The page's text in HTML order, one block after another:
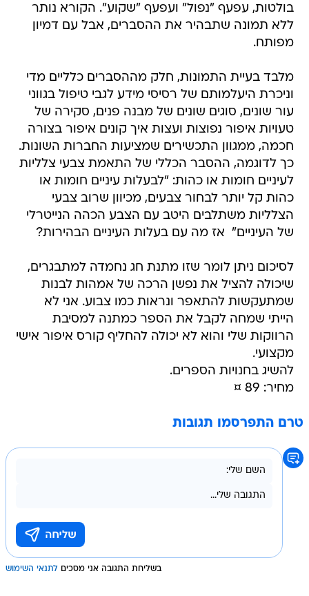
בולטות, עפעף "נפול" ועפעף "שקוע". הקורא נותר
ללא תמונה שתבהיר את ההסברים, אבל עם דמיון
מפותח.
מלבד בעיית התמונות, חלק מההסברים כלליים מדי
וניכרת היעלמותם של רסיסי מידע לגבי טיפול בגווני
עור שונים, סוגים שונים של מבנה פנים, סקירה של
טעויות איפור נפוצות ועצות איך קונים איפור בצורה
חכמה, ממגוון התכשירים שמציעות החברות השונות.
כך לדוגמה, ההסבר הכללי של התאמת צבעי צלליות
לעיניים חומות או כהות: "לבעלות עיניים חומות או
כהות קל יותר לבחור צבעים, מכיוון שרוב צבעי
הצלליות משתלבים היטב עם הצבע הכהה הנייטרלי
של העיניים"  אז מה עם בעלות העיניים הבהירות?
לסיכום ניתן לומר שזו מתנת חג נחמדה למתבגרים,
שיכולה להציל את נפשן הרכה של אמהות לבנות
שמתעקשות להתאפר ונראות כמו צבוע. אני לא
הייתי שמחה לקבל את הספר כמתנה למסיבת
הרווקות שלי והוא לא יכולה להחליף קורס איפור אישי
מקצועי.
להשיג בחנויות הספרים.
מחיר: 89 ¤
טרם התפרסמו תגובות
בשליחת התגובה אני מסכים לתנאי השימוש